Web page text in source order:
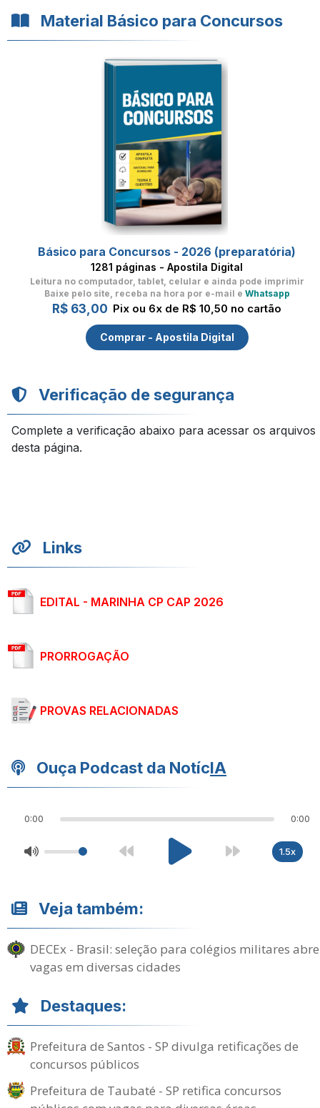
Material Básico para Concursos
Básico para Concursos - 2026 (preparatória)
1281 páginas - Apostila Digital
Leitura no computador, tablet, celular e ainda pode imprimir
Baixe pelo site, receba na hora por e-mail e Whatsapp
R$ 63,00 Pix ou 6x de R$ 10,50 no cartão
Comprar - Apostila Digital
Verificação de segurança
Complete a verificação abaixo para acessar os arquivos
desta página.
Links
EDITAL - MARINHA CP CAP 2026
PRORROGAÇÃO
PROVAS RELACIONADAS
Ouça Podcast da NotícIA
0:00 0:00
1.5x
Veja também:
DECEx - Brasil: seleção para colégios militares abre
vagas em diversas cidades
Destaques:
Prefeitura de Santos - SP divulga retificações de
concursos públicos
Prefeitura de Taubaté - SP retifica concursos